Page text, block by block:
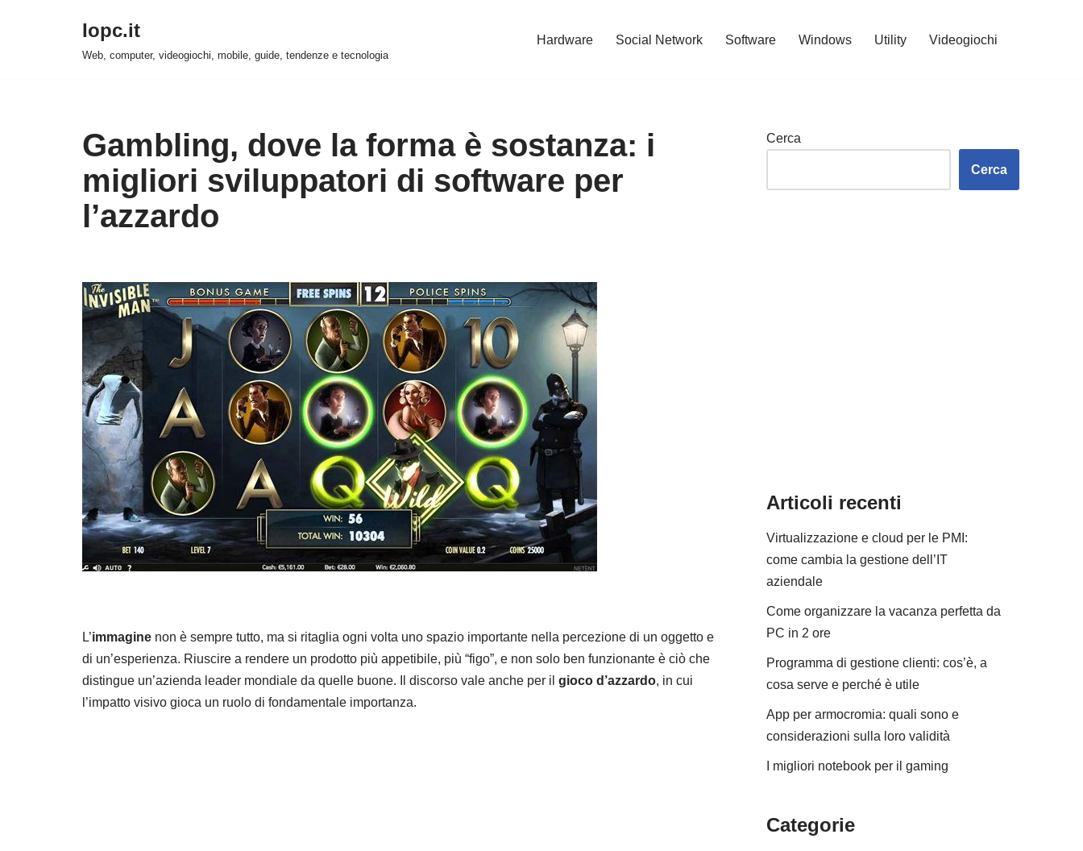
Iopc.it
Web, computer, videogiochi, mobile, guide, tendenze e tecnologia
Hardware Social Network Software Windows Utility Videogiochi
Gambling, dove la forma è sostanza: i
migliori sviluppatori di software per
l’azzardo
L’immagine non è sempre tutto, ma si ritaglia ogni volta uno spazio importante nella percezione di un oggetto e
di un’esperienza. Riuscire a rendere un prodotto più appetibile, più “figo”, e non solo ben funzionante è ciò che
distingue un’azienda leader mondiale da quelle buone. Il discorso vale anche per il gioco d’azzardo, in cui
l’impatto visivo gioca un ruolo di fondamentale importanza.
Cerca
Cerca
Articoli recenti
Virtualizzazione e cloud per le PMI:
come cambia la gestione dell’IT
aziendale
Come organizzare la vacanza perfetta da
PC in 2 ore
Programma di gestione clienti: cos’è, a
cosa serve e perché è utile
App per armocromia: quali sono e
considerazioni sulla loro validità
I migliori notebook per il gaming
Categorie